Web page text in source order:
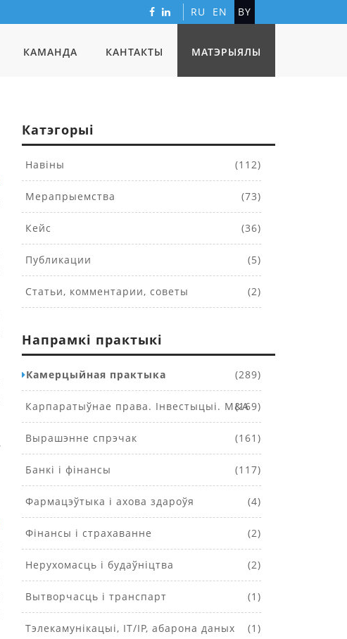
RU EN BY
КАМАНДА КАНТАКТЫ МАТЭРЫЯЛЫ
Катэгорыі
Навіны (112)
Мерапрыемства (73)
Кейс (36)
Публикации (5)
Статьи, комментарии, советы (2)
Напрамкі практыкі
Камерцыйная практыка (289)
Карпаратыўнае права. Інвестыцыі. M&A(169)
Вырашэнне спрэчак (161)
Банкі і фінансы (117)
Фармацэўтыка і ахова здароўя (4)
Фінансы і страхаванне (2)
Нерухомасць і будаўніцтва (2)
Вытворчасць і транспарт (1)
Тэлекамунікацыі, IT/IP, абарона даных (1)